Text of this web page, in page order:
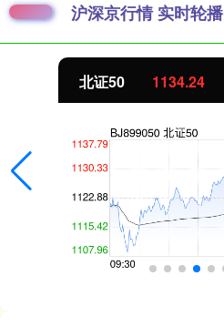
沪深京行情 实时轮播
北证50 1134.24